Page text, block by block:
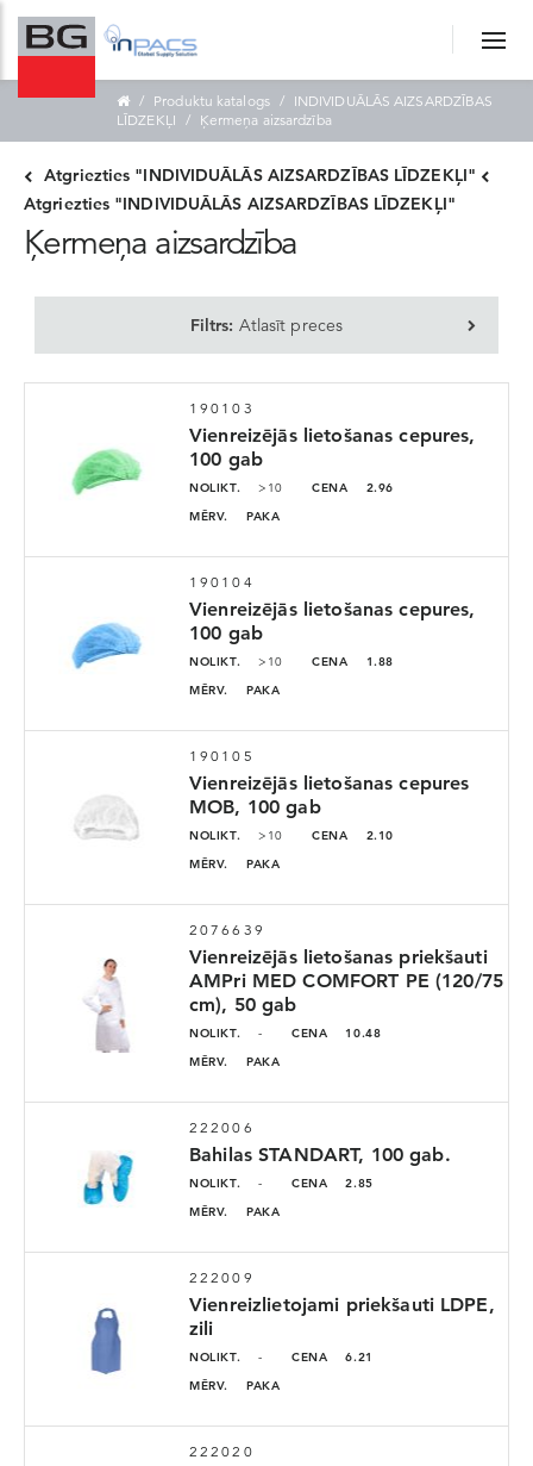
Produktu katalogs
INDIVIDUĀLĀS AIZSARDZĪBAS
LĪDZEKĻI
Ķermeņa aizsardzība
Atgriezties "INDIVIDUĀLĀS AIZSARDZĪBAS LĪDZEKĻI"
Atgriezties "INDIVIDUĀLĀS AIZSARDZĪBAS LĪDZEKĻI"
Ķermeņa aizsardzība
Filtrs: Atlasīt preces
190103
Vienreizējās lietošanas cepures,
100 gab
NOLIKT. >10 CENA
2.96
MĒRV.
PAKA
190104
Vienreizējās lietošanas cepures,
100 gab
NOLIKT. >10 CENA
1.88
MĒRV.
PAKA
190105
Vienreizējās lietošanas cepures
MOB, 100 gab
NOLIKT. >10 CENA
2.10
MĒRV.
PAKA
2076639
Vienreizējās lietošanas priekšauti
AMPri MED COMFORT PE (120/75
cm), 50 gab
NOLIKT. - CENA
10.48
MĒRV.
PAKA
222006
Bahilas STANDART, 100 gab.
NOLIKT. - CENA
2.85
MĒRV.
PAKA
222009
Vienreizlietojami priekšauti LDPE,
zili
NOLIKT. - CENA
6.21
MĒRV.
PAKA
222020